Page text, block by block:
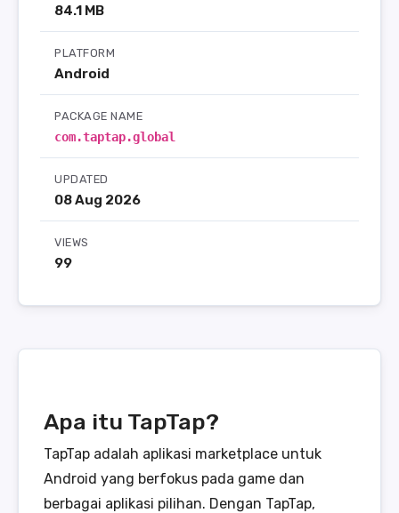
84.1 MB
PLATFORM
Android
PACKAGE NAME
com.taptap.global
UPDATED
08 Aug 2026
VIEWS
99
Apa itu TapTap?
TapTap adalah aplikasi marketplace untuk
Android yang berfokus pada game dan
berbagai aplikasi pilihan. Dengan TapTap,